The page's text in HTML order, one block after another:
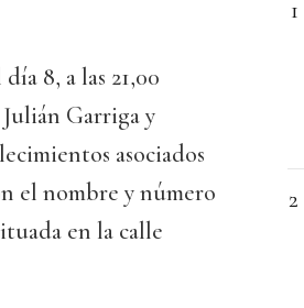
8, a las 21,00
Garriga y
asociados
el nombre y número
en la calle